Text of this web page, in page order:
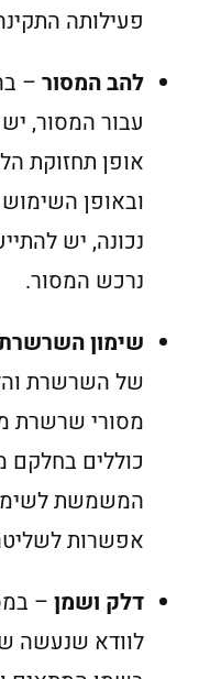
פעילותה
להב המסור –
עבור המסור,
אופן תחזוקת
ובאופן
נכונה, יש
נרכש המסור.
שימון
של השרשרת
מסורי שרשרת
כוללים
המשמשת
אפשרות
דלק ושמן –
לוודא שנעשה